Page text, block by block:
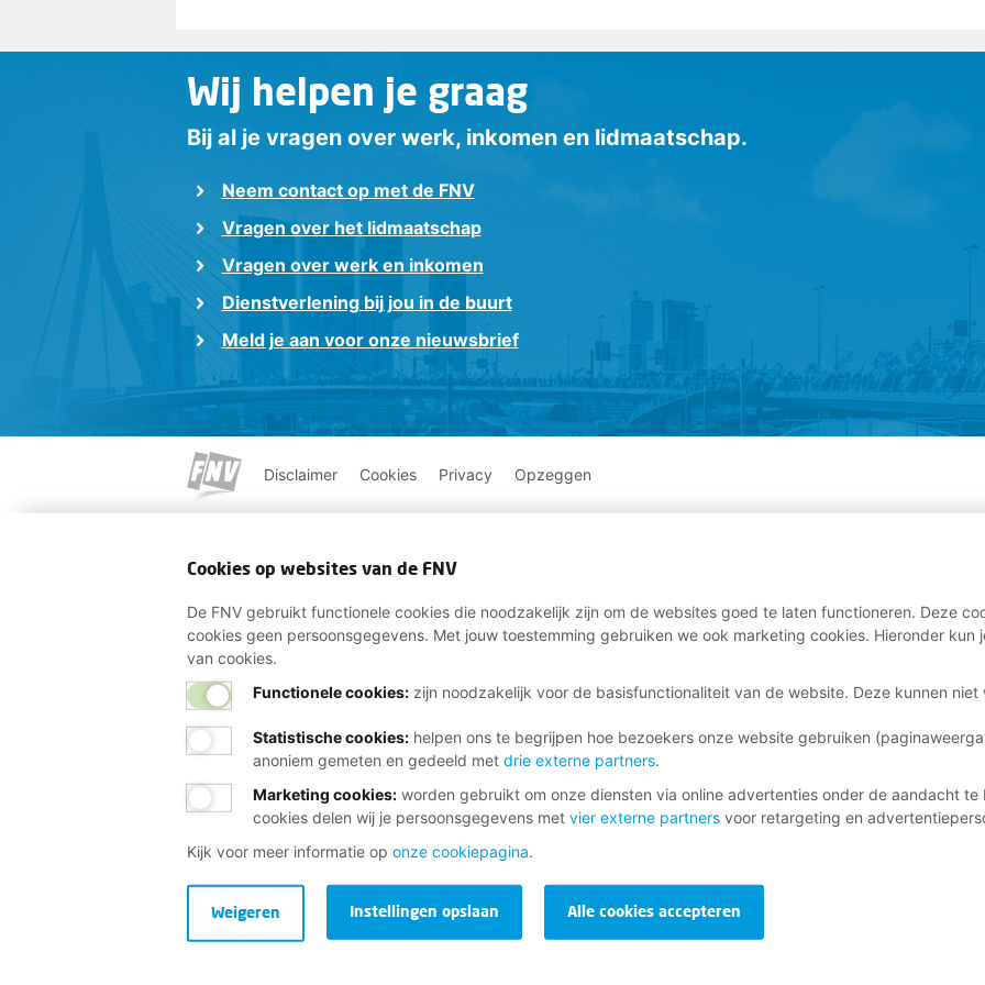
Wij helpen je graag
Bij al je vragen over werk, inkomen en lidmaatschap.
Neem contact op met de FNV
Vragen over het lidmaatschap
Vragen over werk en inkomen
Dienstverlening bij jou in de buurt
Meld je aan voor onze nieuwsbrief
Disclaimer Cookies Privacy Opzeggen
Cookies op websites van de FNV
De FNV gebruikt functionele cookies die noodzakelijk zijn om de websites goed te laten functioneren. Deze
cookies geen persoonsgegevens. Met jouw toestemming gebruiken we ook marketing cookies. Hieronder
van cookies.
Functionele cookies:zijn noodzakelijk voor de basisfunctionaliteit van de website. Deze kunnen niet
Statistische cookies: helpen ons te begrijpen hoe bezoekers onze website gebruiken
anoniem gemeten en gedeeld met drie externe partners.
Marketing cookies: worden gebruikt om onze diensten via online advertenties onder de aandacht
cookies delen wij je persoonsgegevens met vier externe partnersvoor retargeting en
Kijk voor meer informatie op onze cookiepagina.
Alle cookies accepteren
Instellingen opslaan
Weigeren